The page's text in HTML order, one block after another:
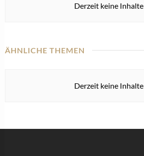
Derzeit keine Inhalte
ÄHNLICHE THEMEN
Derzeit keine Inhalte